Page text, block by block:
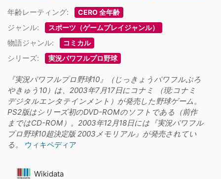
年齢レーティング: CERO 全年齢
ジャンル: スポーツ（ゲームプレイジャンル）
物語ジャンル: コミカル
シリーズ: 実況パワフルプロ野球
『実況パワフルプロ野球10』（じっきょうパワフルぷろ
やきゅう10）は、2003年7月17日にコナミ （現:コナミ
デジタルエンタテインメント）が発売した野球ゲーム。
PS2版はシリーズ初のDVD-ROMのソフトである（前作
まではCD-ROM）。2003年12月18日には『実況パワフル
プロ野球10超決定版 2003メモリアル』が発売されてい
る。
ウィキペディア
Wikidata